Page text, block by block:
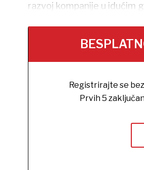
razvoj kompanije u idućim
Registrirajte se
Prvih 5